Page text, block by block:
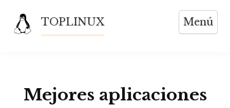
contenido
TOPLINUX Menú
Mejores aplicaciones